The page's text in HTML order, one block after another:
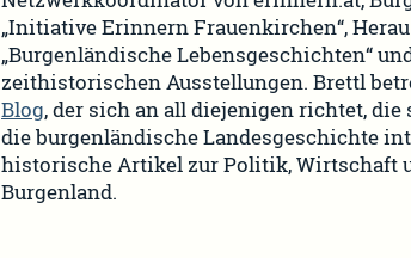
„Initiative Erinnern Frauenkirchen“,
„Burgenländische Lebensgeschichten“
zeithistorischen Ausstellungen. Brettl
Blog, der sich an all diejenigen richtet,
die burgenländische Landesgeschichte
historische Artikel zur Politik, Wirtschaft
Burgenland.